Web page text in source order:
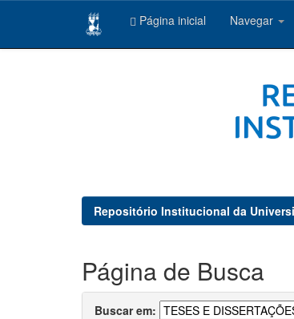
Página inicial Navegar
Repositório Institucional da
Página de Busca
Buscar em: